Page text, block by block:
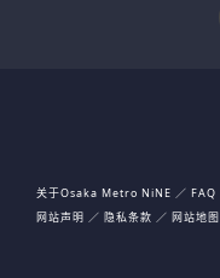
关于Osaka Metro NiNE
FAQ
网站声明
隐私条款 网站地图